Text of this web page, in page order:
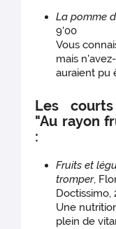
La pomme
9'00
Vous
mais
auraient pu
Les
"Au rayon
:
Fruits et
tromper,
Doctissimo,
Une
plein de